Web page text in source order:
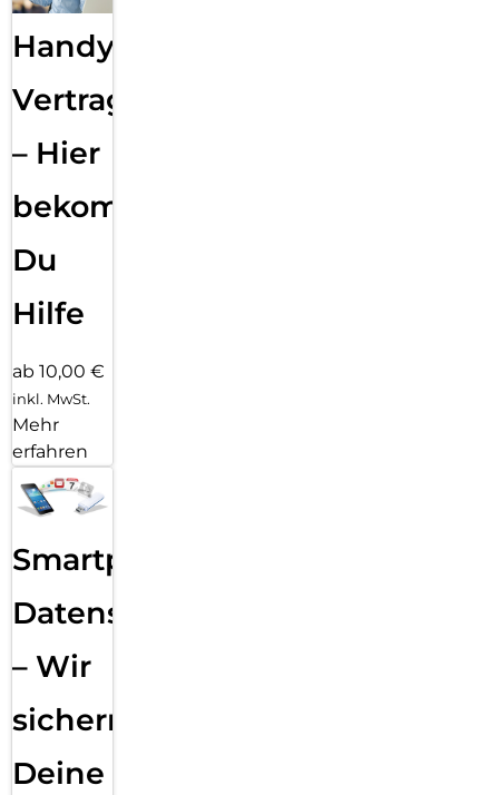
Handy
Vertragsabwicklung
– Hier
bekommst
Du
Hilfe
ab 10,00 €
inkl. MwSt.
Mehr
erfahren
Smartphone
Datensicherung
– Wir
sichern
Deine